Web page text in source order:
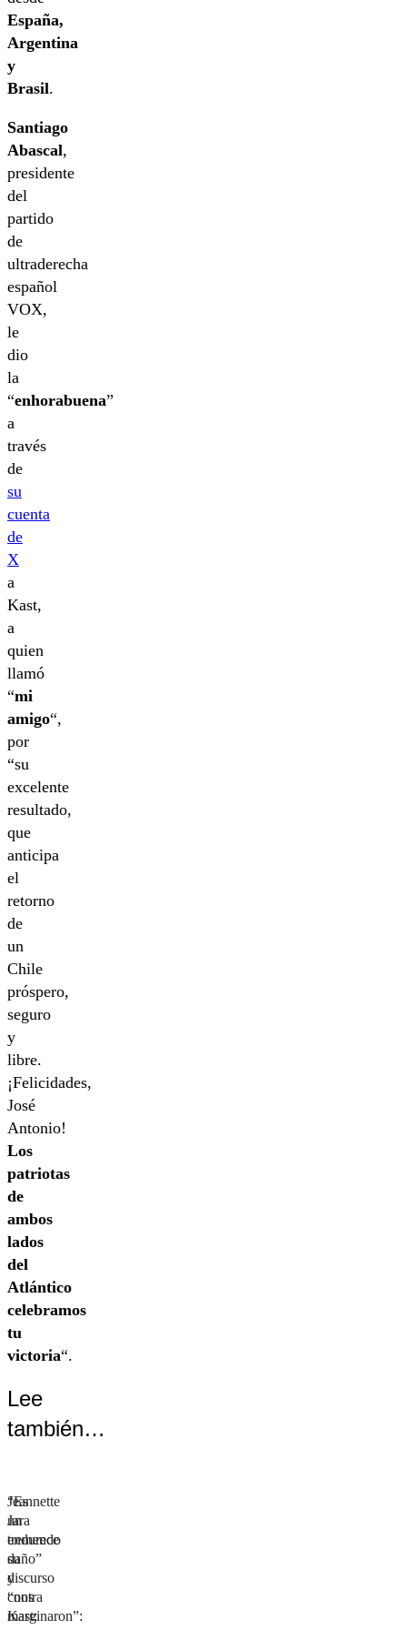
España,
Argentina
y
Brasil.
Santiago
Abascal,
presidente
del
partido
de
ultraderecha
español
VOX,
le
dio
la
“enhorabuena”
a
través
de
su
cuenta
de
X
a
Kast,
a
quien
llamó
“mi
amigo“,
por
“su
excelente
resultado,
que
anticipa
el
retorno
de
un
Chile
próspero,
seguro
y
libre.
¡Felicidades,
José
Antonio!
Los
patriotas
de
ambos
lados
del
Atlántico
celebramos
tu
victoria“.
Lee
también…
“Es
un
tremendo
daño”
y
“nos
marginaron”:
Jeannette
Jara
endurece
su
discurso
contra
Kast: